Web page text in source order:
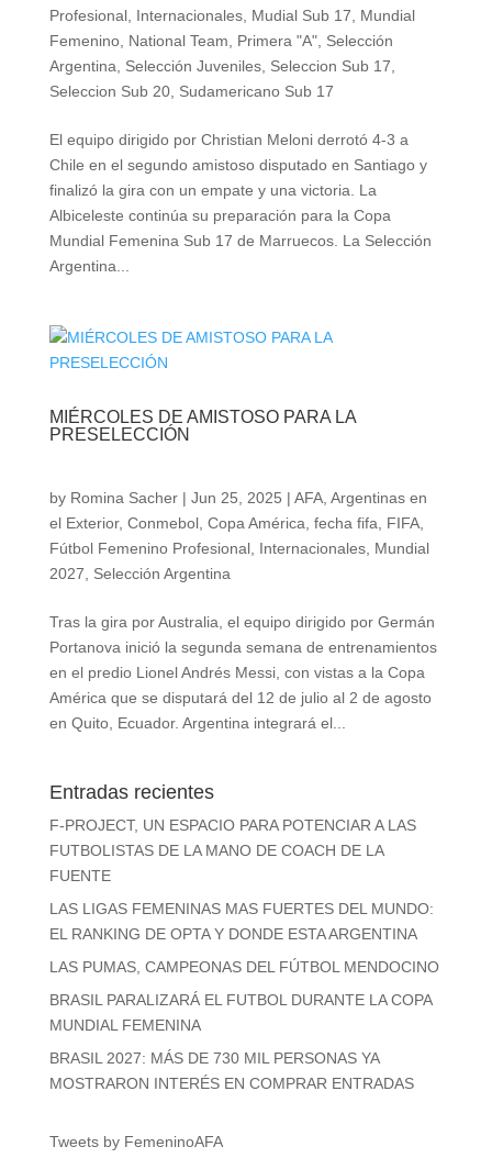
Profesional, Internacionales, Mudial Sub 17
Mundial
Femenino, National Team Primera "A", Selección
Argentina
Selección Juveniles, Seleccion Sub 17
Seleccion Sub 20, Sudamericano Sub 17
El equipo dirigido por Christian Meloni derrotó 4-3 a
Chile en el segundo amistoso disputado en Santiago y
finalizó la gira con un empate y una victoria. La
Albiceleste continúa su preparación para la Copa
Mundial Femenina Sub 17 de Marruecos. La Selección
Argentina...
MIÉRCOLES DE AMISTOSO PARA LA
PRESELECCIÓN
by Romina Sacher| Jun 25, 2025 | AFA, Argentinas en
el Exterior, Conmebol, Copa América fecha fifa FIFA,
Fútbol Femenino Profesional, Internacionales, Mundial
2027
Selección Argentina
Tras la gira por Australia, el equipo dirigido por Germán
Portanova inició la segunda semana de entrenamientos
en el predio Lionel Andrés Messi, con vistas a la Copa
América que se disputará del 12 de julio al 2 de agosto
en Quito, Ecuador. Argentina integrará el...
Entradas recientes
F-PROJECT, UN ESPACIO PARA POTENCIAR A LAS
FUTBOLISTAS DE LA MANO DE COACH DE LA
FUENTE
LAS LIGAS FEMENINAS MAS FUERTES DEL MUNDO:
EL RANKING DE OPTA Y DONDE ESTA ARGENTINA
LAS PUMAS, CAMPEONAS DEL FÚTBOL MENDOCINO
BRASIL PARALIZARÁ EL FUTBOL DURANTE LA COPA
MUNDIAL FEMENINA
BRASIL 2027: MÁS DE 730 MIL PERSONAS YA
MOSTRARON INTERÉS EN COMPRAR ENTRADAS
Tweets by FemeninoAFA